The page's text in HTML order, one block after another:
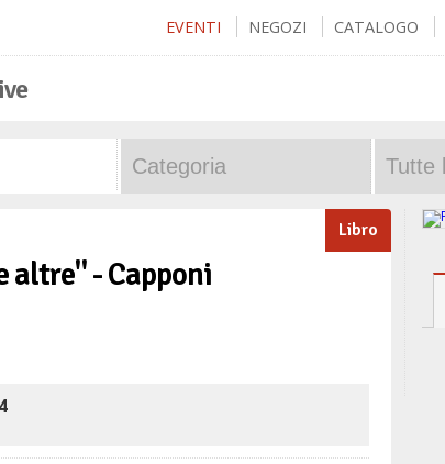
EVENTI NEGOZI CATALOGO
Libro
altre" - Capponi